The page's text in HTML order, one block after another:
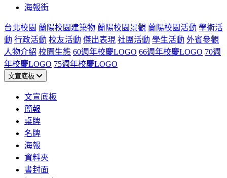
海報街
台北校園 蘭陽校園建築物 蘭陽校園景觀 蘭陽校園活動 學術活
動 行政活動 校友活動 傑出表現 社團活動 學生活動 外賓參觀
人物介紹 校園生態 60週年校慶LOGO 66週年校慶LOGO 70週
年校慶LOGO 75週年校慶LOGO
文宣底板
文宣底板
簡報
桌牌
名牌
海報
資料夾
書封面